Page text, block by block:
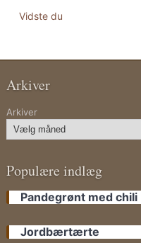
Vidste du
Arkiver
Arkiver
Populære indlæg
Pandegrønt med chili
Jordbærtærte